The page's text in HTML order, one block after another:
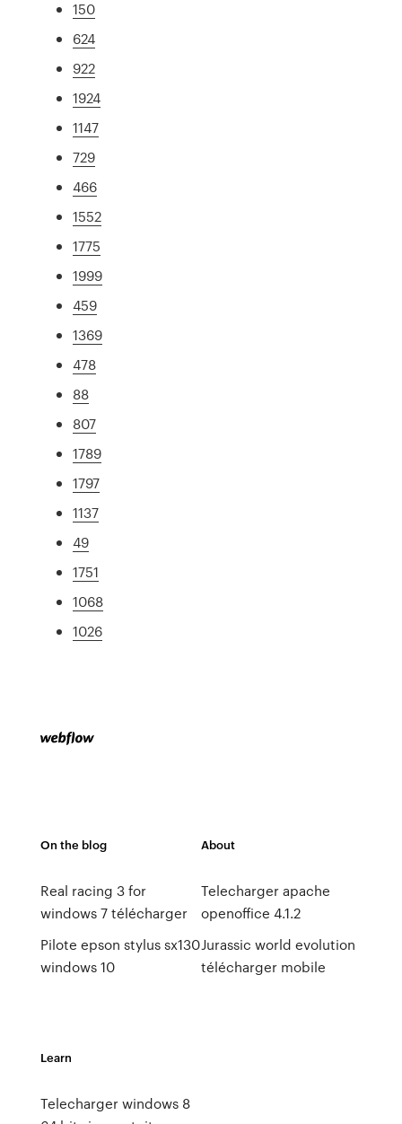
150
624
922
1924
1147
729
466
1552
1775
1999
459
1369
478
88
807
1789
1797
1137
49
1751
1068
1026
On the blog
Real racing 3 for
windows 7 télécharger
Pilote epson stylus sx130
windows 10
About
Telecharger apache
openoffice 4.1.2
Jurassic world evolution
télécharger mobile
Learn
Telecharger windows 8